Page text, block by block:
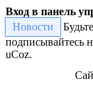
Вход в панель
Новости
подписывайтесь
uCoz.